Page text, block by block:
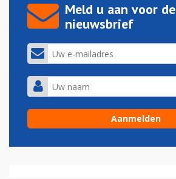
Meld u aan voor de
nieuwsbrief